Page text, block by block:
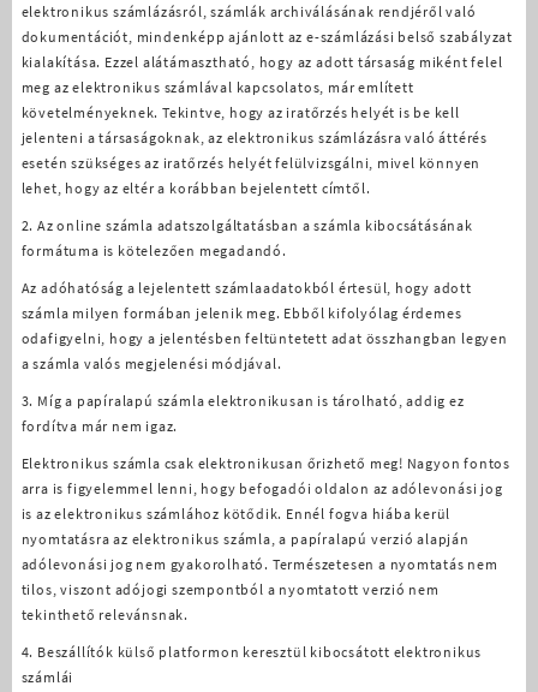
elektronikus számlázásról, számlák archiválásának rendjéről való
dokumentációt, mindenképp ajánlott az e-számlázási belső szabályzat
kialakítása. Ezzel alátámasztható, hogy az adott társaság miként felel
meg az elektronikus számlával kapcsolatos, már említett
követelményeknek. Tekintve, hogy az iratőrzés helyét is be kell
jelenteni a társaságoknak, az elektronikus számlázásra való áttérés
esetén szükséges az iratőrzés helyét felülvizsgálni, mivel könnyen
lehet, hogy az eltér a korábban bejelentett címtől.
2. Az online számla adatszolgáltatásban a számla kibocsátásának
formátuma is kötelezően megadandó.
Az adóhatóság a lejelentett számlaadatokból értesül, hogy adott
számla milyen formában jelenik meg. Ebből kifolyólag érdemes
odafigyelni, hogy a jelentésben feltüntetett adat összhangban legyen
a számla valós megjelenési módjával.
3. Míg a papíralapú számla elektronikusan is tárolható, addig ez
fordítva már nem igaz.
Elektronikus számla csak elektronikusan őrizhető meg! Nagyon fontos
arra is figyelemmel lenni, hogy befogadói oldalon az adólevonási jog
is az elektronikus számlához kötődik. Ennél fogva hiába kerül
nyomtatásra az elektronikus számla, a papíralapú verzió alapján
adólevonási jog nem gyakorolható. Természetesen a nyomtatás nem
tilos, viszont adójogi szempontból a nyomtatott verzió nem
tekinthető relevánsnak.
4. Beszállítók külső platformon keresztül kibocsátott elektronikus
számlái